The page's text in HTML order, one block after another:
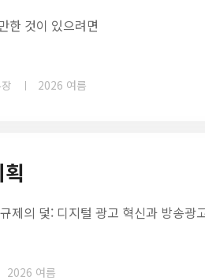
한 것이 있으려면
2026 여름
제의 덫: 디지털 광고 혁신과 방송광
2026 여름